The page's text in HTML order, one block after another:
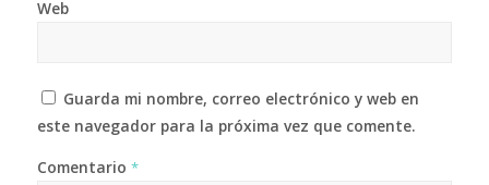
Web
Guarda mi nombre, correo electrónico y web en
este navegador para la próxima vez que comente.
Comentario *